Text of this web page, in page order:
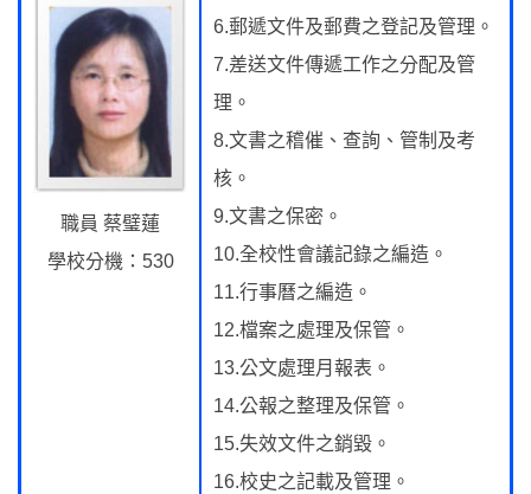
職員 蔡璧蓮
學校分機：530
6.郵遞文件及郵費之登記及管理。
7.差送文件傳遞工作之分配及管
理。
8.文書之稽催、查詢、管制及考
核。
9.文書之保密。
10.全校性會議記錄之編造。
11.行事曆之編造。
12.檔案之處理及保管。
13.公文處理月報表。
14.公報之整理及保管。
15.失效文件之銷毀。
16.校史之記載及管理。